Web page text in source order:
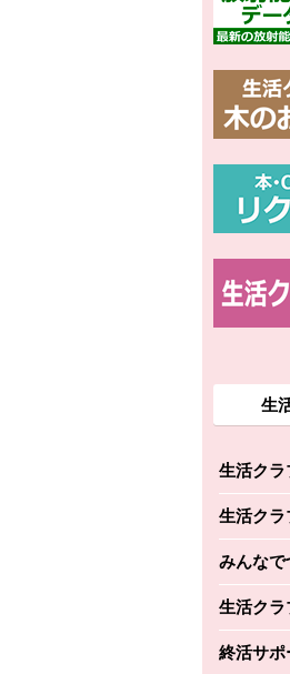
生
生活クラ
別のウィ
生活クラ
別のウィ
みんなで
別のウィ
生活クラ
別のウィ
終活サポ
別のウィ